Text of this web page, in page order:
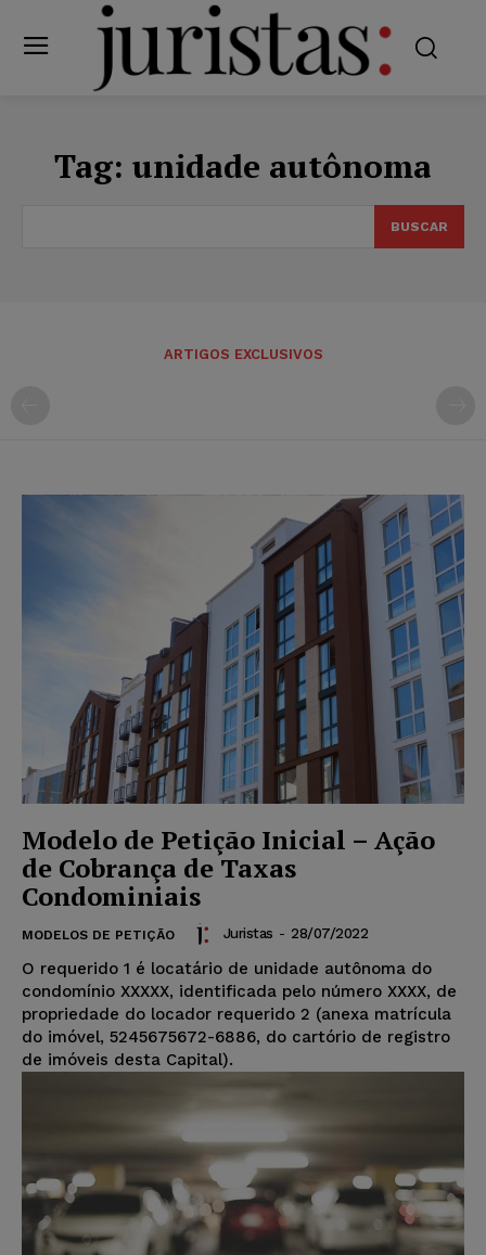
Tag: unidade autônoma
BUSCAR
ARTIGOS EXCLUSIVOS
Modelo de Petição Inicial – Ação
de Cobrança de Taxas
Condominiais
MODELOS DE PETIÇÃO Juristas - 28/07/2022
O requerido 1 é locatário de unidade autônoma do
condomínio XXXXX, identificada pelo número XXXX, de
propriedade do locador requerido 2 (anexa matrícula
do imóvel, 5245675672-6886, do cartório de registro
de imóveis desta Capital).